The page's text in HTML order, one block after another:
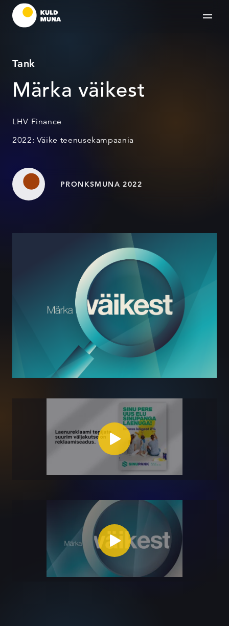
Tank
Märka väikest
LHV Finance
2022: Väike teenusekampaania
PRONKSMUNA 2022